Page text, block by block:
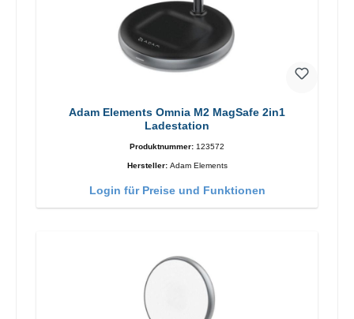
Adam Elements Omnia M2 MagSafe 2in1
Ladestation
Produktnummer: 123572
Hersteller: Adam Elements
Login für Preise und Funktionen